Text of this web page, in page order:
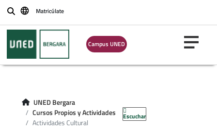
BuscarMatricúlate
Campus UNED
UNED Bergara
Cursos Propios y Actividades
Actividades Cultural
Escuchar